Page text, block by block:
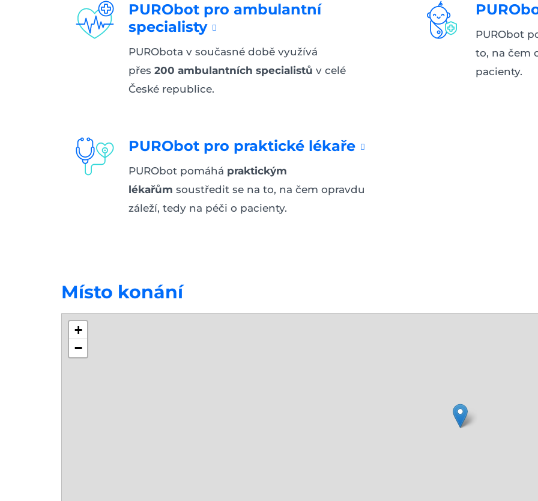
PURObot pro ambulantní
specialisty
PURObota v současné době využívá
přes 200 ambulantních specialistů v celé
České republice.
PURObot
to, na čem
pacienty.
PURObot pro praktické lékaře
PURObot pomáhá praktickým
lékařům soustředit se na to, na čem opravdu
záleží, tedy na péči o pacienty.
Místo konání
+
−